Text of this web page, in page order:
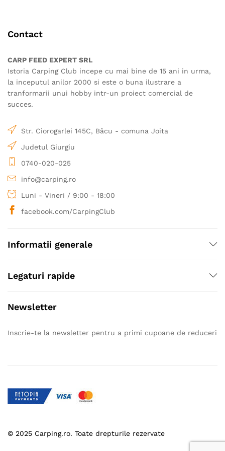
pot
alese
în
pagina
produsului.
pagina
produsului.
Contact
CARP FEED EXPERT SRL
Istoria Carping Club incepe cu mai bine de 15 ani in urma,
la inceputul anilor 2000 si este o buna ilustrare a
tranformarii unui hobby intr-un proiect comercial de
succes.
Str. Ciorogarlei 145C, Bâcu - comuna Joita
Judetul Giurgiu
0740-020-025
info@carping.ro
Luni - Vineri / 9:00 - 18:00
facebook.com/CarpingClub
Informatii generale
Legaturi rapide
Newsletter
Inscrie-te la newsletter pentru a primi cupoane de reduceri
© 2025 Carping.ro. Toate drepturile rezervate